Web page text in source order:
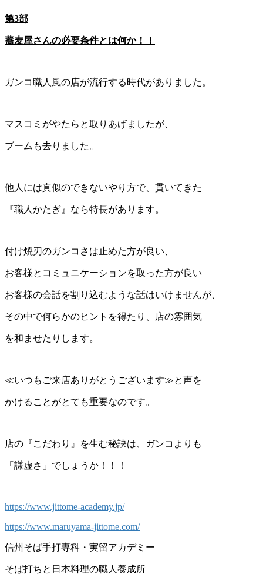
第3部
蕎麦屋さんの必要条件とは何か！！
ガンコ職人風の店が流行する時代がありました。
マスコミがやたらと取りあげましたが、
ブームも去りました。
他人には真似のできないやり方で、貫いてきた
『職人かたぎ』なら特長があります。
付け焼刃のガンコさは止めた方が良い、
お客様とコミュニケーションを取った方が良い
お客様の会話を割り込むような話はいけませんが、
その中で何らかのヒントを得たり、店の雰囲気
を和ませたりします。
≪いつもご来店ありがとうございます≫と声を
かけることがとても重要なのです。
店の『こだわり』を生む秘訣は、ガンコよりも
「謙虚さ」でしょうか！！！
https://www.jittome-academy.jp/
https://www.maruyama-jittome.com/
信州そば手打専科・実留アカデミー
そば打ちと日本料理の職人養成所